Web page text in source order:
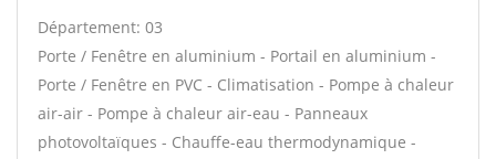
Département: 03
Porte / Fenêtre en aluminium - Portail en aluminium -
Porte / Fenêtre en PVC - Climatisation - Pompe à chaleur
air-air - Pompe à chaleur air-eau - Panneaux
photovoltaïques - Chauffe-eau thermodynamique -